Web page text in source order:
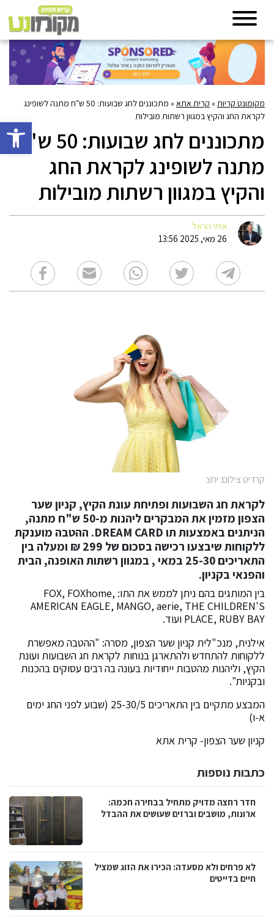
פתח
מקומונט קריות » קרית אתא »
מתכוננים לחג שבועות: 50 ש"ח מתנה לשופינג
לקראת החג והקיץ במגוון רשתות מובילות
מתכוננים לחג שבועות: 50 ש"ח
מתנה לשופינג לקראת החג
והקיץ במגוון רשתות מובילות
איתי הראל
26 מאי, 2025 13:56
קרדיט צילום: יחצ
לקראת חג השבועות ופתיחת עונת הקיץ, קניון שער
הצפון מזמין את המבקרים ליהנות מ-50 ש"ח מתנה,
הניתנים באמצעות תו DREAM CARD. ההטבה מוענקת
ללקוחות שיבצעו רכישה בסכום של 299 ₪ ומעלה בין
התאריכים 25-30 במאי , במגוון רשתות האופנה, הבית
והפנאי בקניון.
בין המותגים בהם ניתן לממש את התו: FOX, FOXhome,
AMERICAN EAGLE, MANGO, aerie, THE CHILDREN'S
PLACE, RUBY BAY ועוד.
אילנית, מנכ"לית קניון שער הצפון, מסרה: "ההטבה מאפשרת
ללקוחות להתחדש ולהתארגן בנוחות לקראת חג השבועות ועונת
הקיץ, וליהנות מהטבות ייחודיות בעונה בה רבים עסוקים בהכנות
ובקניות".
המבצע מתקיים בין התאריכים 25-30/5 (שבוע לפני החג ימים
א-ו)
קניון שער הצפון- קרית אתא
כתבות נוספות
חדר רחצה מדויק מתחיל בבחירה חכמה:
ארונות, מושבים וברזים שעושים את ההבדל
לא פרחים ולא מסעדה: הכירו את הזוג שמציל
חיים בדייטים